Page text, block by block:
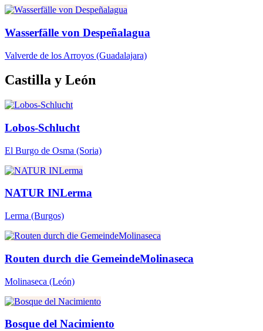
Wasserfälle von Despeñalagua
Valverde de los Arroyos (Guadalajara)
Castilla y León
Lobos-Schlucht
El Burgo de Osma (Soria)
NATUR INLerma
Lerma (Burgos)
Routen durch die GemeindeMolinaseca
Molinaseca (León)
Bosque del Nacimiento